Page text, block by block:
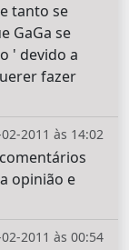
tanto se
GaGa se
' devido a
fazer
2011 às 14:02
opinião e
2011 às 00:54